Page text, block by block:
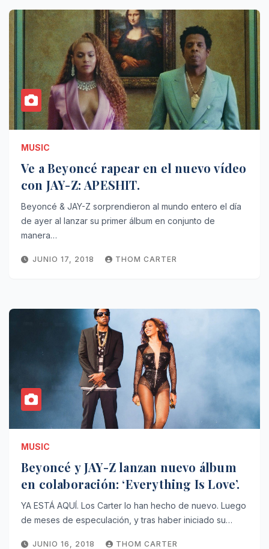
MUSIC
Ve a Beyoncé rapear en el nuevo vídeo
con JAY-Z: APESHIT.
Beyoncé & JAY-Z sorprendieron al mundo entero el día
de ayer al lanzar su primer álbum en conjunto de
manera…
JUNIO 17, 2018 THOM CARTER
MUSIC
Beyoncé y JAY-Z lanzan nuevo álbum
en colaboración: ‘Everything Is Love’.
YA ESTÁ AQUÍ. Los Carter lo han hecho de nuevo. Luego
de meses de especulación, y tras haber iniciado su…
JUNIO 16, 2018 THOM CARTER